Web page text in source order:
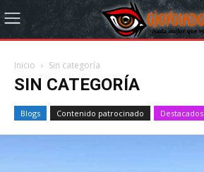
Inicio Sin categoría
SIN CATEGORÍA
Blogs Contenido patrocinado Destacados